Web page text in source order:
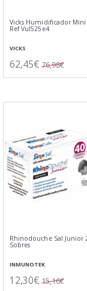
Vicks Humidificador
Ref Vul525e4
VICKS
62,45€ 76,98€
Rhinodouche Sal Junior
Sobres
INMUNOTEK
12,30€ 15,16€